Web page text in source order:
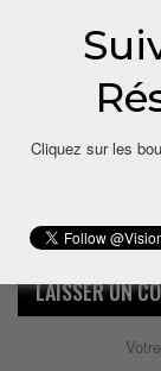
Share
LAISSER UN
Cliquez sur les